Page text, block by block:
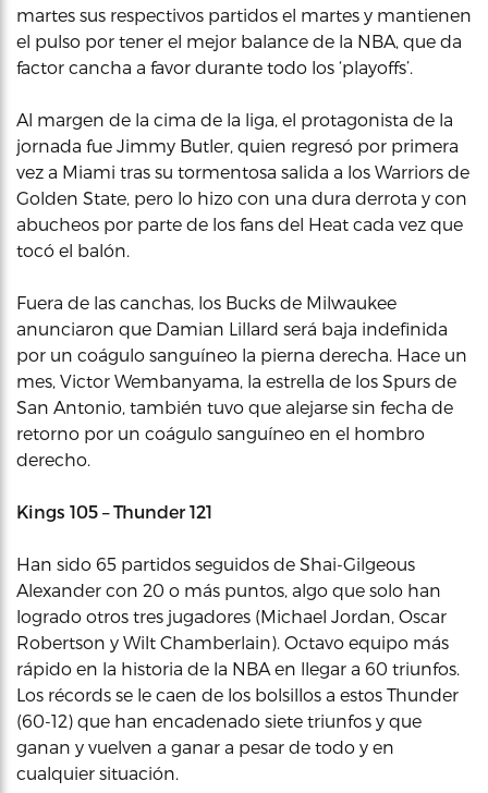
martes sus respectivos partidos el martes y mantienen
el pulso por tener el mejor balance de la NBA, que da
factor cancha a favor durante todo los ‘playoffs’.
Al margen de la cima de la liga, el protagonista de la
jornada fue Jimmy Butler, quien regresó por primera
vez a Miami tras su tormentosa salida a los Warriors de
Golden State, pero lo hizo con una dura derrota y con
abucheos por parte de los fans del Heat cada vez que
tocó el balón.
Fuera de las canchas, los Bucks de Milwaukee
anunciaron que Damian Lillard será baja indefinida
por un coágulo sanguíneo la pierna derecha. Hace un
mes, Victor Wembanyama, la estrella de los Spurs de
San Antonio, también tuvo que alejarse sin fecha de
retorno por un coágulo sanguíneo en el hombro
derecho.
Kings 105 – Thunder 121
Han sido 65 partidos seguidos de Shai-Gilgeous
Alexander con 20 o más puntos, algo que solo han
logrado otros tres jugadores (Michael Jordan, Oscar
Robertson y Wilt Chamberlain). Octavo equipo más
rápido en la historia de la NBA en llegar a 60 triunfos.
Los récords se le caen de los bolsillos a estos Thunder
(60-12) que han encadenado siete triunfos y que
ganan y vuelven a ganar a pesar de todo y en
cualquier situación.